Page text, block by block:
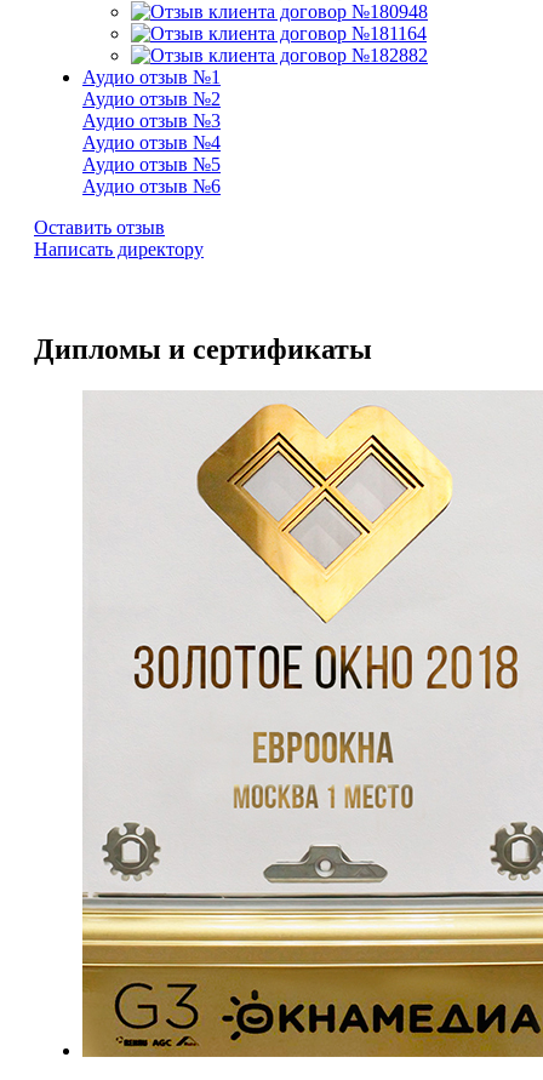
Аудио отзыв №1
Аудио отзыв №2
Аудио отзыв №3
Аудио отзыв №4
Аудио отзыв №5
Аудио отзыв №6
Оставить отзыв
Написать директору
Дипломы и сертификаты